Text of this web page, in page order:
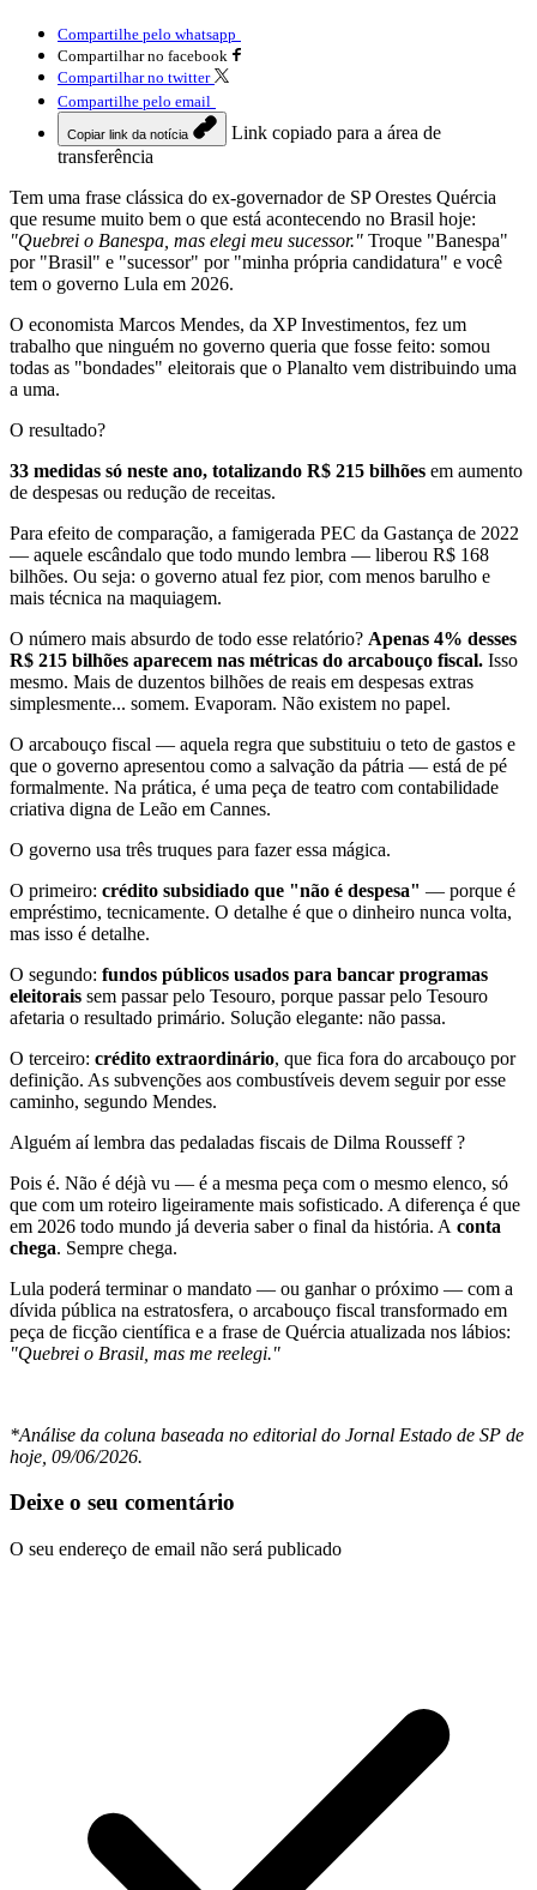
Compartilhe pelo whatsapp
Compartilhar no facebook
Compartilhar no twitter
Compartilhe pelo email
Copiar link da notícia
Link copiado para a área de
transferência
Tem uma frase clássica do ex-governador de SP Orestes Quércia
que resume muito bem o que está acontecendo no Brasil hoje:
"Quebrei o Banespa, mas elegi meu sucessor." Troque "Banespa"
por "Brasil" e "sucessor" por "minha própria candidatura" e você
tem o governo Lula em 2026.
O economista Marcos Mendes, da XP Investimentos, fez um
trabalho que ninguém no governo queria que fosse feito: somou
todas as "bondades" eleitorais que o Planalto vem distribuindo uma
a uma.
O resultado?
33 medidas só neste ano, totalizando R$ 215 bilhões em aumento
de despesas ou redução de receitas.
Para efeito de comparação, a famigerada PEC da Gastança de 2022
— aquele escândalo que todo mundo lembra — liberou R$ 168
bilhões. Ou seja: o governo atual fez pior, com menos barulho e
mais técnica na maquiagem.
O número mais absurdo de todo esse relatório? Apenas 4% desses
R$ 215 bilhões aparecem nas métricas do arcabouço fiscal. Isso
mesmo. Mais de duzentos bilhões de reais em despesas extras
simplesmente... somem. Evaporam. Não existem no papel.
O arcabouço fiscal — aquela regra que substituiu o teto de gastos e
que o governo apresentou como a salvação da pátria — está de pé
formalmente. Na prática, é uma peça de teatro com contabilidade
criativa digna de Leão em Cannes.
O governo usa três truques para fazer essa mágica.
O primeiro: crédito subsidiado que "não é despesa" — porque é
empréstimo, tecnicamente. O detalhe é que o dinheiro nunca volta,
mas isso é detalhe.
O segundo: fundos públicos usados para bancar programas
eleitorais sem passar pelo Tesouro, porque passar pelo Tesouro
afetaria o resultado primário. Solução elegante: não passa.
O terceiro: crédito extraordinário, que fica fora do arcabouço por
definição. As subvenções aos combustíveis devem seguir por esse
caminho, segundo Mendes.
Alguém aí lembra das pedaladas fiscais de Dilma Rousseff ?
Pois é. Não é déjà vu — é a mesma peça com o mesmo elenco, só
que com um roteiro ligeiramente mais sofisticado. A diferença é que
em 2026 todo mundo já deveria saber o final da história. A conta
chega. Sempre chega.
Lula poderá terminar o mandato — ou ganhar o próximo — com a
dívida pública na estratosfera, o arcabouço fiscal transformado em
peça de ficção científica e a frase de Quércia atualizada nos lábios:
"Quebrei o Brasil, mas me reelegi."
*Análise da coluna baseada no editorial do Jornal Estado de SP de
hoje, 09/06/2026.
Deixe o seu comentário
O seu endereço de email não será publicado